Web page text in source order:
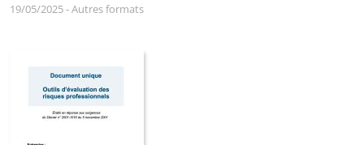
19/05/2025-Autres formats